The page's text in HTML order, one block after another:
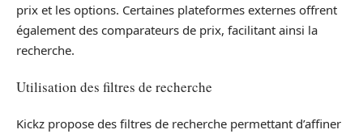
prix et les options. Certaines plateformes externes offrent
également des comparateurs de prix, facilitant ainsi la
recherche.
Utilisation des filtres de recherche
Kickz propose des filtres de recherche permettant d’affiner